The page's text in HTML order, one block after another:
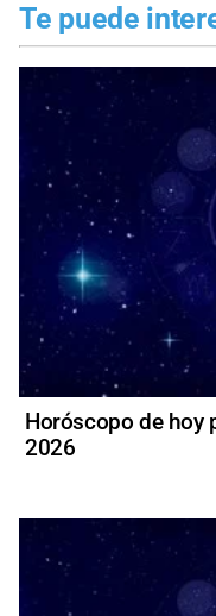
Te puede
Horóscopo de hoy
2026